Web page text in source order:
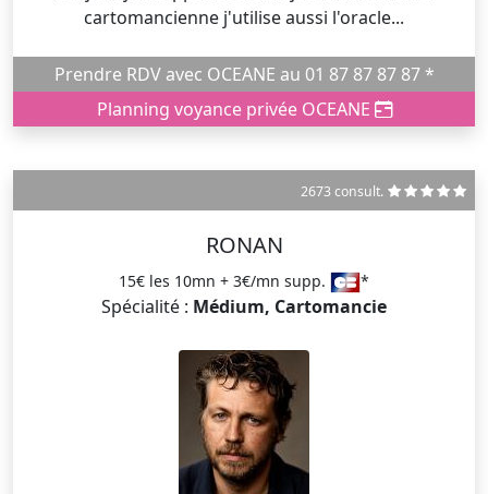
cartomancienne j'utilise aussi l'oracle...
Prendre RDV avec OCEANE au 01 87 87 87 87 *
Planning voyance privée OCEANE
2673 consult.
RONAN
15€ les 10mn + 3€/mn supp. *
Spécialité : Médium, Cartomancie